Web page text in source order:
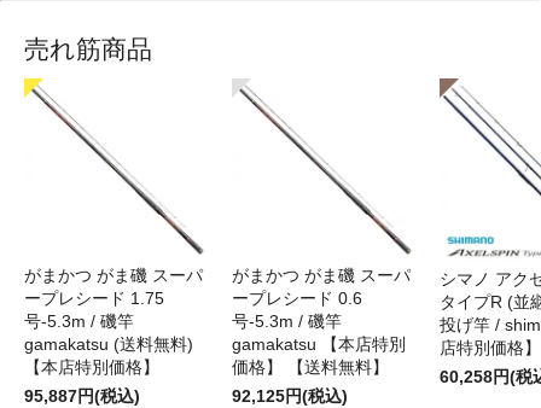
売れ筋商品
がまかつ がま磯 スーパ
ープレシード 1.75
号-5.3m / 磯竿
gamakatsu (送料無料)
【本店特別価格】
95,887円(税込)
がまかつ がま磯 スーパ
ープレシード 0.6
号-5.3m / 磯竿
gamakatsu 【本店特別
価格】 【送料無料】
92,125円(税込)
シマノ アク
タイプR (並
投げ竿 /
店特別価格】
60,258円(税